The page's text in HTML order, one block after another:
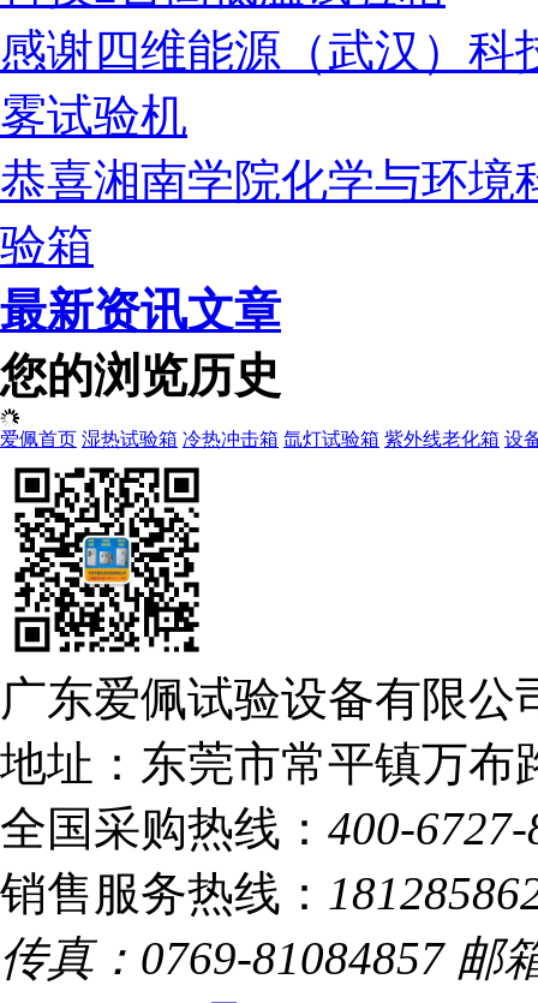
感谢四维能源（武汉）科
雾试验机
恭喜湘南学院化学与环境
验箱
最新资讯文章
您的浏览历史
爱佩首页 湿热试验箱 冷热冲击箱 氙灯试验箱 紫外线老化箱 设
广东爱佩试验设备有限
地址：东莞市常平镇万布
全国采购热线： 400-6727-
销售服务热线：
传真：0769-81084857 邮